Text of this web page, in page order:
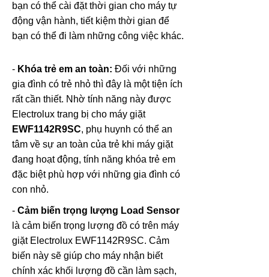
bạn có thể cài đặt thời gian cho máy tự
động vận hành, tiết kiệm thời gian để
bạn có thể đi làm những công việc khác.
- Khóa trẻ em an toàn: Đối với những
gia đình có trẻ nhỏ thì đây là một tiện ích
rất cần thiết. Nhờ tính năng này được
Electrolux trang bị cho máy giặt
EWF1142R9SC, phụ huynh có thể an
tâm về sự an toàn của trẻ khi máy giặt
đang hoạt động, tính năng khóa trẻ em
đặc biệt phù hợp với những gia đình có
con nhỏ.
- Cảm biến trọng lượng Load Sensor
là cảm biến trọng lượng đồ có trên máy
giặt Electrolux EWF1142R9SC. Cảm
biến này sẽ giúp cho máy nhận biết
chính xác khối lượng đồ cần làm sạch,